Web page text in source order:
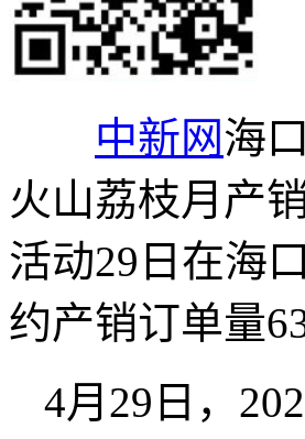
中新网海
火山荔枝月产
活动29日在海
约产销订单量
4月29日，